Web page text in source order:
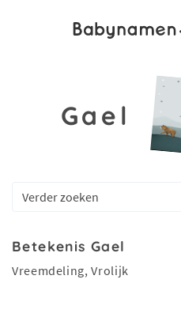
Gael
Betekenis Gael
Vreemdeling, Vrolijk